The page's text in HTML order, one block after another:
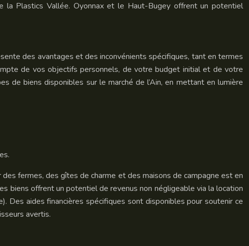
la Plastics Vallée. Oyonnax et le Haut-Bugey offrent un potentiel
des avantages et des inconvénients spécifiques, tant en termes
de vos objectifs personnels, de votre budget initial et de votre
de biens disponibles sur le marché de l’Ain, en mettant en lumière
fermes, des gîtes de charme et des maisons de campagne est en
biens offrent un potentiel de revenus non négligeable via la location
Des aides financières spécifiques sont disponibles pour soutenir ce
avertis.